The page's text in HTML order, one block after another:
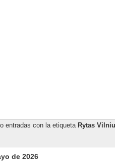
entradas con la etiqueta Rytas
de 2026